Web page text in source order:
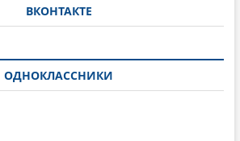
ВКОНТАКТЕ
ОДНОКЛАССНИКИ